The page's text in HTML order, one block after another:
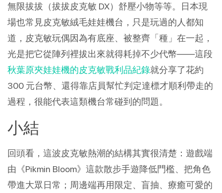
無限拔拔（拔拔皮克敏 DX）舒壓小物等等。日本現
場也常見皮克敏絨毛娃娃機台，只是玩過的人都知
道，皮克敏玩偶因為有底座、被整齊「種」在一起，
光是把它從陣列裡拔出來就得耗掉不少代幣——這段
秋葉原夾娃娃機的皮克敏戰利品紀錄就分享了花約
300 元台幣、還得靠店員幫忙判定達標才順利帶走的
過程，很能代表這類機台常碰到的問題。
小結
回頭看，這波皮克敏熱潮的結構其實很清楚：遊戲端
由《Pikmin Bloom》這款散步手遊降低門檻、把角色
帶進大眾日常；周邊端再用限定、盲抽、療癒可愛的